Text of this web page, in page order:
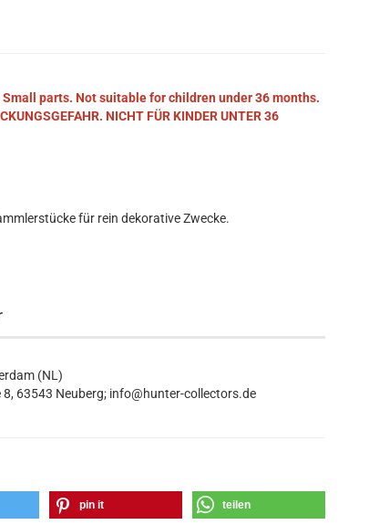
Small parts. Not suitable for children under 36 months.
NICHT FÜR KINDER UNTER 36
für rein dekorative Zwecke.
(NL)
63543 Neuberg; info@hunter-collectors.de
pin it teilen